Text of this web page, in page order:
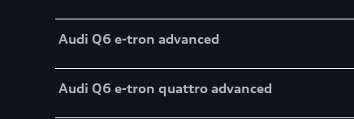
Audi Q6 e-tron advanced
Audi Q6 e-tron quattro advanced